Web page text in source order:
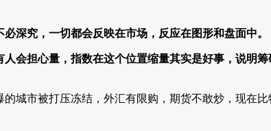
深究，一切都会反映在市场，反应在图形和盘面中。
会担心量，指数在这个位置缩量其实是好事，说明
城市被打压冻结，外汇有限购，期货不敢炒，现在